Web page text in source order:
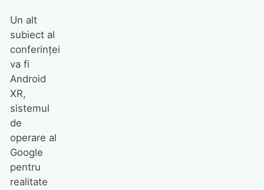
Un alt
subiect al
conferinței
va fi
Android
XR,
sistemul
de
operare al
Google
pentru
realitate